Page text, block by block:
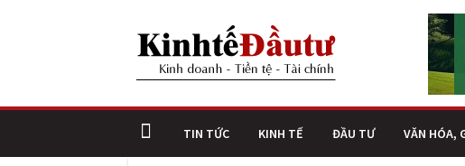
TIN TỨC KINH TẾ ĐẦU TƯ VĂN HÓA,